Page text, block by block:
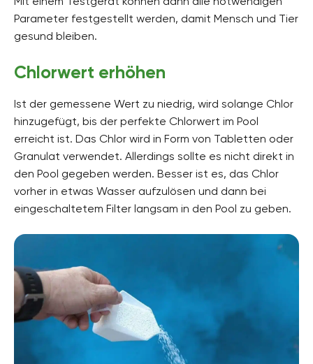
Parameter festgestellt werden, damit Mensch und Tier
gesund bleiben.
Chlorwert erhöhen
Ist der gemessene Wert zu niedrig, wird solange Chlor
hinzugefügt, bis der perfekte Chlorwert im Pool
erreicht ist. Das Chlor wird in Form von Tabletten oder
Granulat verwendet. Allerdings sollte es nicht direkt in
den Pool gegeben werden. Besser ist es, das Chlor
vorher in etwas Wasser aufzulösen und dann bei
eingeschaltetem Filter langsam in den Pool zu geben.